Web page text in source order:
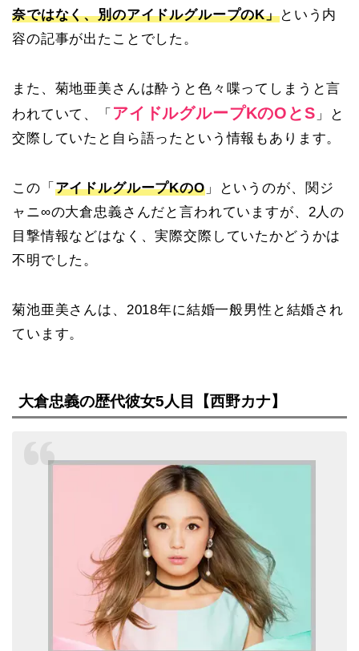
奈ではなく、別のアイドルグループのK」という内
容の記事が出たことでした。
また、菊地亜美さんは酔うと色々喋ってしまうと言
われていて、「 アイドルグループKのOとS 」と
交際していたと自ら語ったという情報もあります。
この「 アイドルグループKのO」というのが、関ジ
ャニ∞の大倉忠義さんだと言われていますが、2人の
目撃情報などはなく、実際交際していたかどうかは
不明でした。
菊池亜美さんは、2018年に結婚一般男性と結婚され
ています。
大倉忠義の歴代彼女5人目【西野カナ】